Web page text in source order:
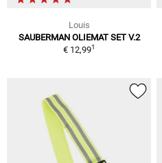
Louis
SAUBERMAN OLIEMAT SET V.2
€ 12,991